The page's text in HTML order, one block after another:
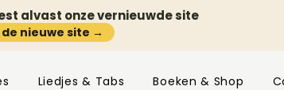
alvast onze vernieuwde site
nieuwe site →
Liedjes & Tabs Boeken & Shop